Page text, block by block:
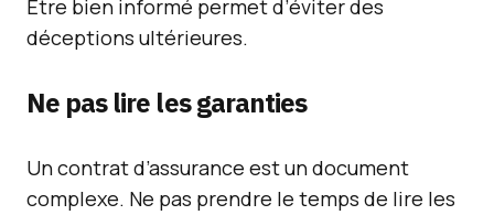
Être bien informé permet d’éviter des
déceptions ultérieures.
Ne pas lire les garanties
Un contrat d’assurance est un document
complexe. Ne pas prendre le temps de lire les